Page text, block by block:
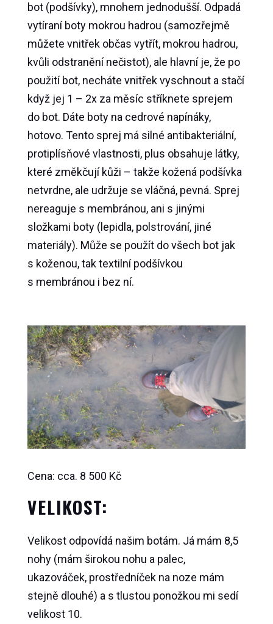
bot (podšívky), mnohem jednodušší. Odpadá
vytíraní boty mokrou hadrou (samozřejmě
můžete vnitřek občas vytřít, mokrou hadrou,
kvůli odstranění nečistot), ale hlavní je, že po
použití bot, necháte vnitřek vyschnout a stačí
když jej 1 – 2x za měsíc stříknete sprejem
do bot. Dáte boty na cedrové napínáky,
hotovo. Tento sprej má silné antibakteriální,
protiplísňové vlastnosti, plus obsahuje látky,
které změkčují kůži – takže kožená podšívka
netvrdne, ale udržuje se vláčná, pevná. Sprej
nereaguje s membránou, ani s jinými
složkami boty (lepidla, polstrování, jiné
materiály). Může se použít do všech bot jak
s koženou, tak textilní podšívkou
s membránou i bez ní.
Cena: cca. 8 500 Kč
VELIKOST:
Velikost odpovídá našim botám. Já mám 8,5
nohy (mám širokou nohu a palec,
ukazováček, prostředníček na noze mám
stejně dlouhé) a s tlustou ponožkou mi sedí
velikost 10.